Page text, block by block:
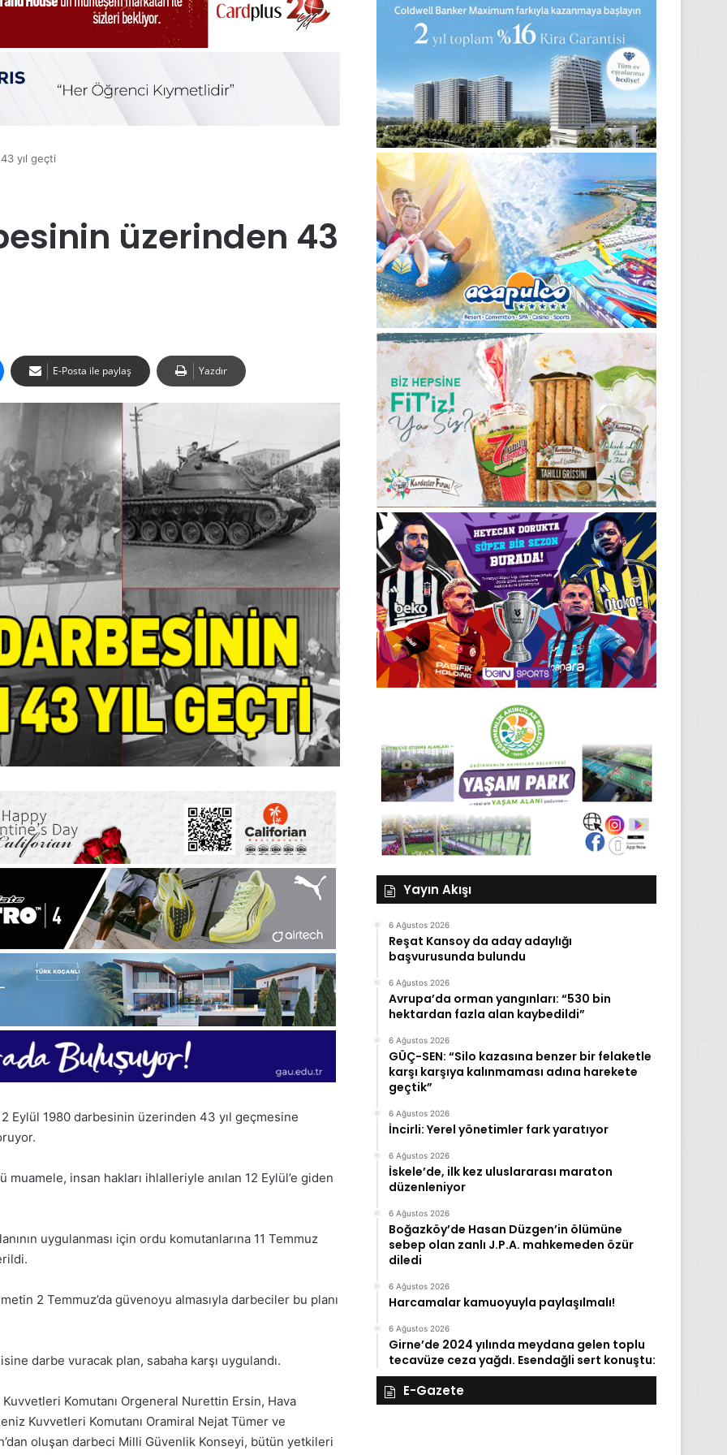
yıl geçti
üzerinden 43
E-Posta ile paylaş Yazdır
Eylül 1980 darbesinin üzerinden 43 yıl geçmesine
insan hakları ihlalleriyle anılan 12 Eylül’e giden
uygulanması için ordu komutanlarına 11 Temmuz
2 Temmuz’da güvenoyu almasıyla darbeciler bu planı
darbe vuracak plan, sabaha karşı uygulandı.
Komutanı Orgeneral Nurettin Ersin, Hava
Kuvvetleri Komutanı Oramiral Nejat Tümer ve
oluşan darbeci Milli Güvenlik Konseyi, bütün yetkileri
Yayın Akışı
6 Ağustos 2026
Reşat Kansoy da aday adaylığı
başvurusunda bulundu
6 Ağustos 2026
Avrupa’da orman yangınları: “530 bin
hektardan fazla alan kaybedildi”
6 Ağustos 2026
GÜÇ-SEN: “Silo kazasına benzer bir felaketle
karşı karşıya kalınmaması adına harekete
geçtik”
6 Ağustos 2026
İncirli: Yerel yönetimler fark yaratıyor
6 Ağustos 2026
İskele’de, ilk kez uluslararası maraton
düzenleniyor
6 Ağustos 2026
Boğazköy’de Hasan Düzgen’in ölümüne
sebep olan zanlı J.P.A. mahkemeden özür
diledi
6 Ağustos 2026
Harcamalar kamuoyuyla paylaşılmalı!
6 Ağustos 2026
Girne’de 2024 yılında meydana gelen toplu
tecavüze ceza yağdı. Esendağli sert konuştu:
E-Gazete
1
Aralık